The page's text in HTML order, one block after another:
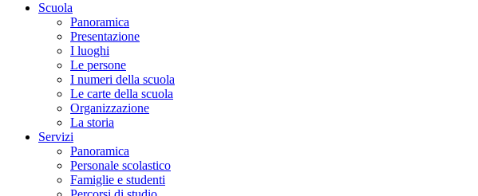
Scuola
Panoramica
Presentazione
I luoghi
Le persone
I numeri della scuola
Le carte della scuola
Organizzazione
La storia
Servizi
Panoramica
Personale scolastico
Famiglie e studenti